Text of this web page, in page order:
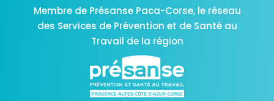
Membre de Présanse Paca-Corse, le réseau
des Services de Prévention et de Santé au
Travail de la région